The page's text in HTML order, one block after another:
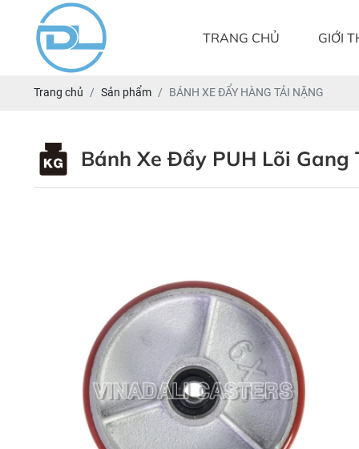
TRANG CHỦ GIỚI
Trang chủ Sản phẩm BÁNH XE ĐẨY HÀNG TẢI NẶNG
Bánh Xe Đẩy PUH Lõi